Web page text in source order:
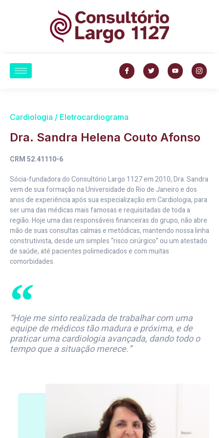
Cardiologia / Eletrocardiograma
Dra. Sandra Helena Couto Afonso
CRM 52.41110-6
Sócia-fundadora do Consultório Largo 1127 em 2010, Dra. Sandra
vem de sua formação na Universidade do Rio de Janeiro e dos
anos de experiência após sua especialização em Cardiologia, para
ser uma das médicas mais famosas e requisitadas de toda a
região. Hoje uma das responsáveis financeiras do grupo, não abre
mão de suas consultas calmas e metódicas, mantendo nossa linha
construtivista, desde um simples “risco cirúrgico” ou um atestado
de saúde, até pacientes polimedicados e com muitas
comorbidades.
“Hoje me sinto realizada de trabalhar com uma
equipe de médicos tão madura e próxima, e de
praticar uma cardiologia avançada, dando todo o
tempo que a situação merece.”